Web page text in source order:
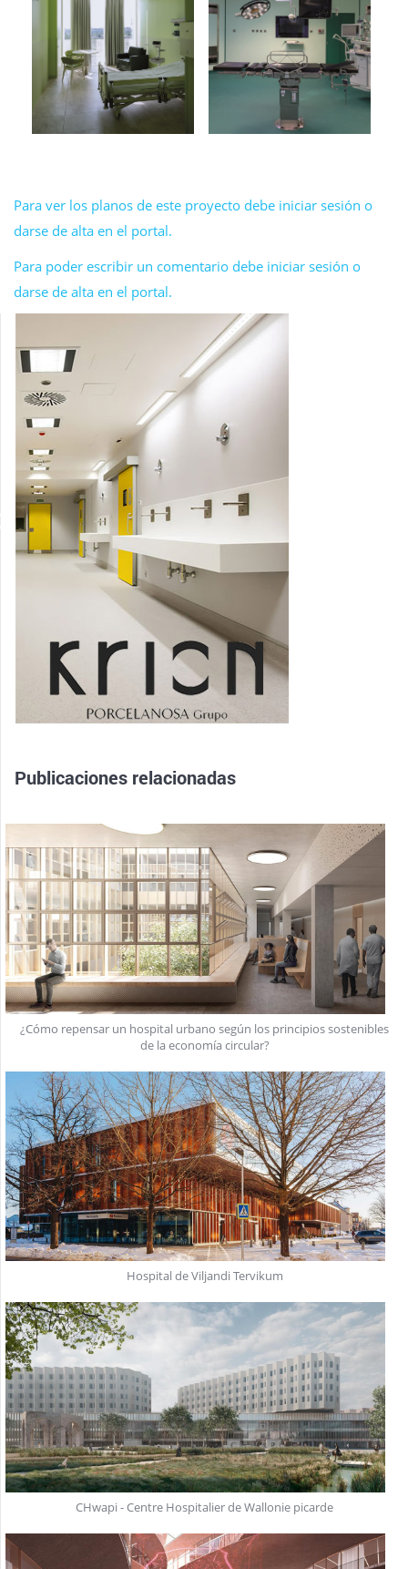
Para ver los planos de este proyecto debe iniciar sesión o
darse de alta en el portal.
Para poder escribir un comentario debe iniciar sesión o
darse de alta en el portal.
Publicaciones relacionadas
¿Cómo repensar un hospital urbano según los principios sostenibles
de la economía circular?
Hospital de Viljandi Tervikum
CHwapi - Centre Hospitalier de Wallonie picarde